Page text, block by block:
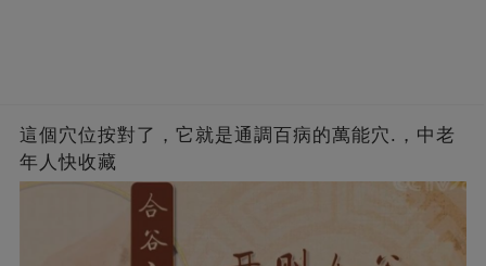
這個穴位按對了，它就是通調百病的萬能穴.，中老
年人快收藏